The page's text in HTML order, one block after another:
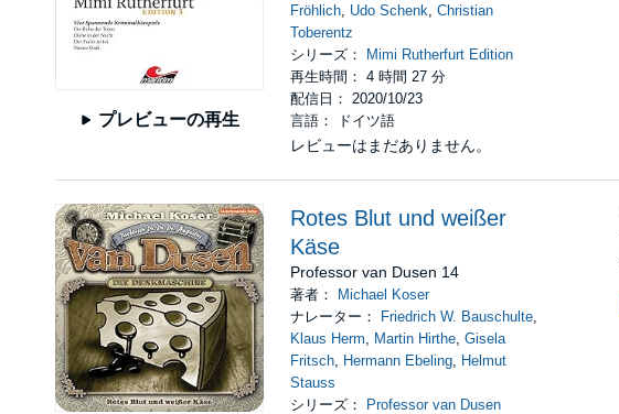
プレビューの再生
Fröhlich Udo Schenk ,Christian
Toberentz
シリーズ：
Mimi Rutherfurt Edition
再生時間： 4 時間 27 分
配信日： 2020/10/23
言語： ドイツ語
レビューはまだありません。
Rotes Blut und weißer
Käse
Professor van Dusen 14
著者：
Michael Koser
ナレーター：
Friedrich W. Bauschulte
Klaus Herm
Martin Hirthe ,Gisela
Fritsch
Hermann Ebeling
Helmut
Stauss
シリーズ：
Professor van Dusen